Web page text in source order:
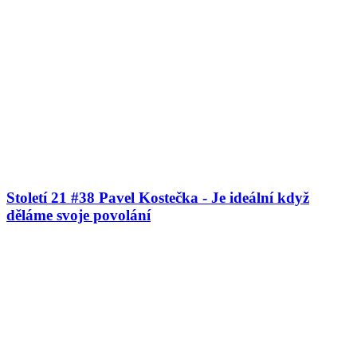
Století 21 #38 Pavel Kostečka - Je ideální když
děláme svoje povolání